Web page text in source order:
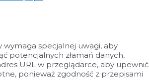
specjalnej uwagi, aby
potencjalnych złamań danych,
URL w przeglądarce, aby upewnić
ponieważ zgodność z przepisami